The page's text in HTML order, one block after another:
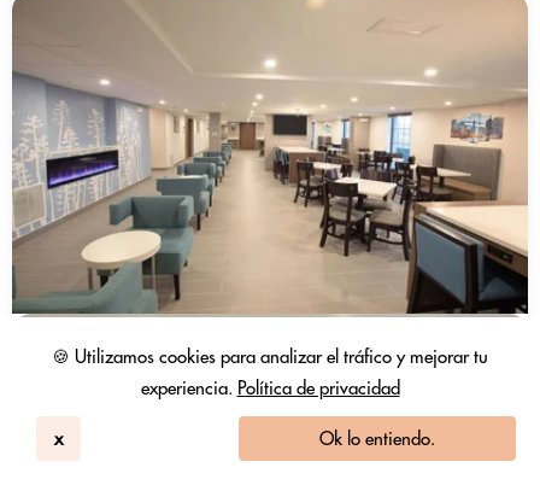
🍪 Utilizamos cookies para analizar el tráfico y mejorar tu
experiencia. Política de privacidad
x Ok lo entiendo.